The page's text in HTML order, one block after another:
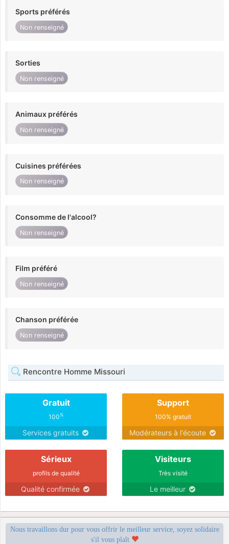
Sports préférés
Non renseigné
Sorties
Non renseigné
Animaux préférés
Non renseigné
Cuisines préférées
Non renseigné
Consomme de l'alcool?
Non renseigné
Film préféré
Non renseigné
Chanson préférée
Non renseigné
Rencontre Homme Missouri
Gratuit
100%
Services gratuits
Support
100% gratuit
Modérateurs à l'écoute
Sérieux
profils de qualité
Qualité confirmée
Visiteurs
Très visité
Le meilleur
Nous travaillons dur pour vous offrir le meilleur service, soyez solidaire
s'il vous plaît